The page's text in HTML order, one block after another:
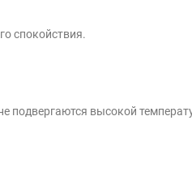
спокойствия.
подвергаются высокой